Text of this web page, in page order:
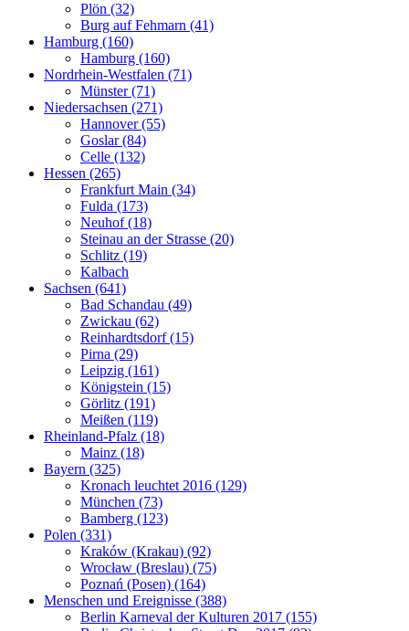
Plön (32)
Burg auf Fehmarn (41)
Hamburg (160)
Hamburg (160)
Nordrhein-Westfalen (71)
Münster (71)
Niedersachsen (271)
Hannover (55)
Goslar (84)
Celle (132)
Hessen (265)
Frankfurt Main (34)
Fulda (173)
Neuhof (18)
Steinau an der Strasse (20)
Schlitz (19)
Kalbach
Sachsen (641)
Bad Schandau (49)
Zwickau (62)
Reinhardtsdorf (15)
Pirna (29)
Leipzig (161)
Königstein (15)
Görlitz (191)
Meißen (119)
Rheinland-Pfalz (18)
Mainz (18)
Bayern (325)
Kronach leuchtet 2016 (129)
München (73)
Bamberg (123)
Polen (331)
Kraków (Krakau) (92)
Wrocław (Breslau) (75)
Poznań (Posen) (164)
Menschen und Ereignisse (388)
Berlin Karneval der Kulturen 2017 (155)